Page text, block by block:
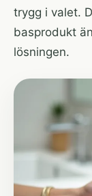
trygg i valet.
basprodukt
lösningen.